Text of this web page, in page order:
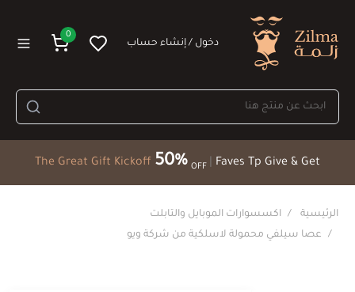
The Great Gift Kickoff 50% OFF Faves Tp Give & Get
دخول / إنشاء حساب
0
الرئيسية
اكسسوارات الموبايل والتابلت
عصا سيلفي محمولة لاسلكية من شركة ويو